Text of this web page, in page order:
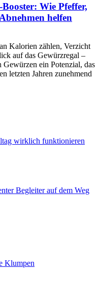
Wie Pfeffer,
helfen
Kalorien zählen, Verzicht
auf das Gewürzregal –
ein Potenzial, das
letzten Jahren zunehmend
wirklich funktionieren
Begleiter auf dem Weg
Klumpen